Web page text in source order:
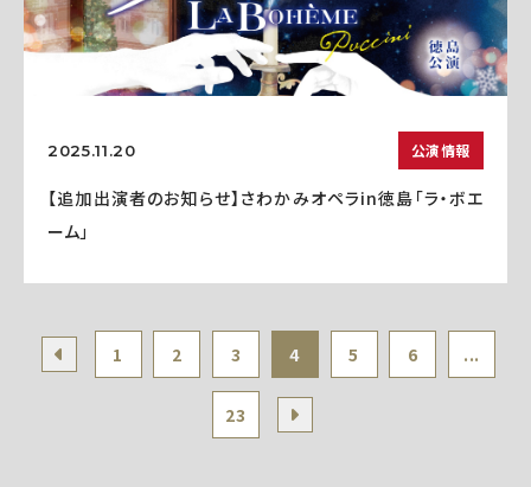
2025.11.20 公演情報
【追加出演者のお知らせ】さわかみオペラin徳島「ラ・ボエ
ーム」
1 2 3 4 5 6 ...
23